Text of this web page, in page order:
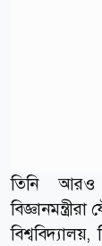
তিনি আরও